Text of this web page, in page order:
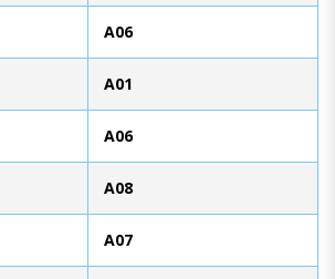
A06
A01
A06
A08
A07